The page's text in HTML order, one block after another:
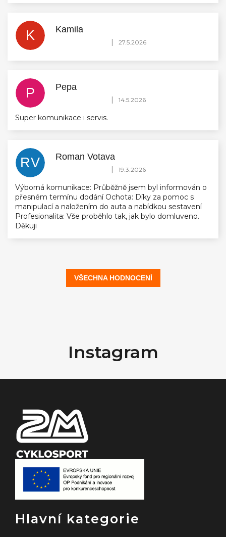
K Kamila
Hodnocení obchodu je 5 z 5 hvězdiček.
| 27.5.2026
P Pepa
Hodnocení obchodu je 5 z 5 hvězdiček.
| 14.5.2026
Super komunikace i servis.
RV Roman Votava
Hodnocení obchodu je 5 z 5 hvězdiček.
| 19.3.2026
Výborná komunikace: Průběžně jsem byl informován o
přesném termínu dodání Ochota: Díky za pomoc s
manipulací a naložením do auta a nabídkou sestavení
Profesionalita: Vše proběhlo tak, jak bylo domluveno.
Děkuji
VŠECHNA HODNOCENÍ
t
Instagram
Hlavní kategorie